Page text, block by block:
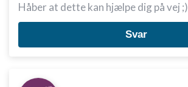
Håber at dette kan hjælpe dig på vej ;)
Svar